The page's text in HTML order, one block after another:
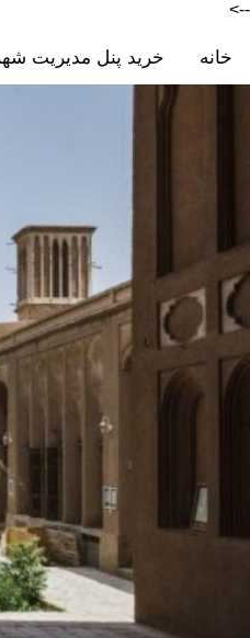
-->
خرید پنل مدیریت خانه